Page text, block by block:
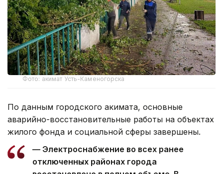
Фото: акимат Усть-Каменогорска
По данным городского акимата, основные
аварийно-восстановительные работы на объектах
жилого фонда и социальной сферы завершены.
— Электроснабжение во всех ранее
отключенных районах города